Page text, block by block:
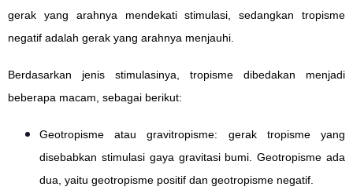
gerak yang arahnya mendekati stimulasi, sedangkan tropisme
negatif adalah gerak yang arahnya menjauhi.
Berdasarkan jenis stimulasinya, tropisme dibedakan menjadi
beberapa macam, sebagai berikut:
Geotropisme atau gravitropisme: gerak tropisme yang
disebabkan stimulasi gaya gravitasi bumi. Geotropisme ada
dua, yaitu geotropisme positif dan geotropisme negatif.